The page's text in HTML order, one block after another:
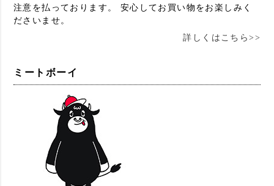
注意を払っております。 安心してお買い物をお楽しみく
ださいませ。
詳しくはこちら>>
ミートボーイ